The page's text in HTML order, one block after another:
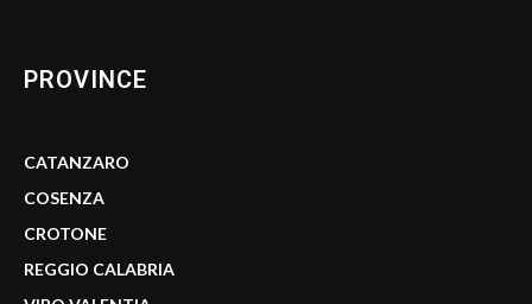
PROVINCE
CATANZARO
COSENZA
CROTONE
REGGIO CALABRIA